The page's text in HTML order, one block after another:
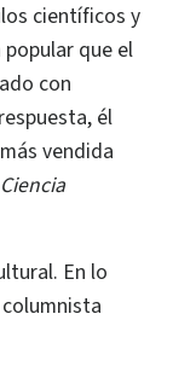
científicos y
que el
con
él
vendida
En lo